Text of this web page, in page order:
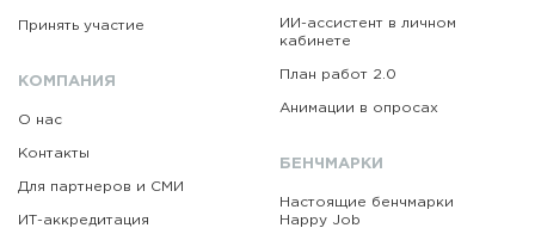
Принять участие
КОМПАНИЯ
О нас
Контакты
Для партнеров и СМИ
ИТ-аккредитация
ИИ-ассистент в личном
кабинете
План работ 2.0
Анимации в опросах
БЕНЧМАРКИ
Настоящие бенчмарки
Happy Job